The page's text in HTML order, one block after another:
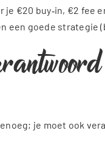
€20 buy‑in, €2 fee
een goede strategie
je moet ook